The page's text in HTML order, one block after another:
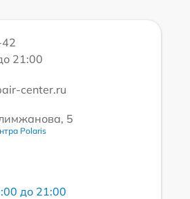
21:00
center.ru
5
Polaris
до 21:00